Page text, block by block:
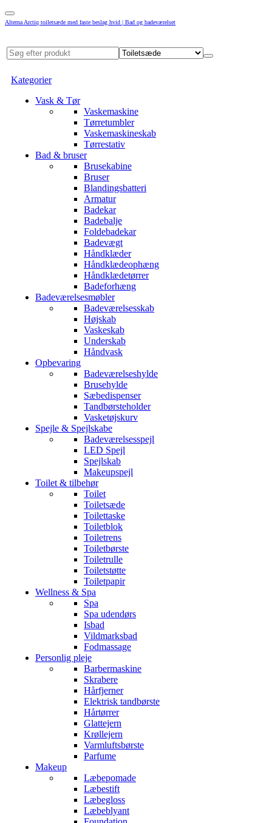
Alterna Arctiq toiletsæde med faste beslag hvid | Bad og badeværelset
Kategorier
Vask & Tør
Vaskemaskine
Tørretumbler
Vaskemaskineskab
Tørrestativ
Bad & bruser
Brusekabine
Bruser
Blandingsbatteri
Armatur
Badekar
Badebalje
Foldebadekar
Badevægt
Håndklæder
Håndklædeophæng
Håndklædetørrer
Badeforhæng
Badeværelsesmøbler
Badeværelsesskab
Højskab
Vaskeskab
Underskab
Håndvask
Opbevaring
Badeværelseshylde
Brusehylde
Sæbedispenser
Tandbørsteholder
Vasketøjskurv
Spejle & Spejlskabe
Badeværelsesspejl
LED Spejl
Spejlskab
Makeupspejl
Toilet & tilbehør
Toilet
Toiletsæde
Toilettaske
Toiletblok
Toiletrens
Toiletbørste
Toiletrulle
Toiletstøtte
Toiletpapir
Wellness & Spa
Spa
Spa udendørs
Isbad
Vildmarksbad
Fodmassage
Personlig pleje
Barbermaskine
Skrabere
Hårfjerner
Elektrisk tandbørste
Hårtørrer
Glattejern
Krøllejern
Varmluftsbørste
Parfume
Makeup
Læbepomade
Læbestift
Læbegloss
Læbeblyant